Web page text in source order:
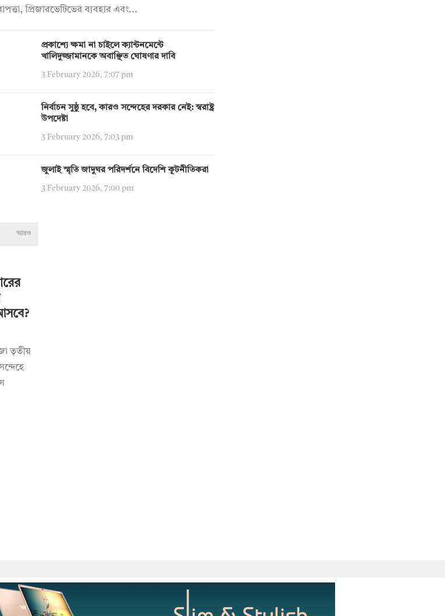
প্রিজারভেটিভের ব্যবহার এবং...
প্রকাশ্যে ক্ষমা না চাইলে ক্যান্টনমেন্টে
খালিদুজ্জামানকে অবাঞ্ছিত ঘোষণার দাবি
3 February 2026, 7:07 pm
নির্বাচন সুষ্ঠু হবে, কারও সন্দেহের দরকার নেই: স্বরাষ্ট্র
উপদেষ্টা
3 February 2026, 7:03 pm
জুলাই স্মৃতি জাদুঘর পরিদর্শনে বিদেশি কূটনীতিকরা
3 February 2026, 7:00 pm
আরও
তৃতীয়